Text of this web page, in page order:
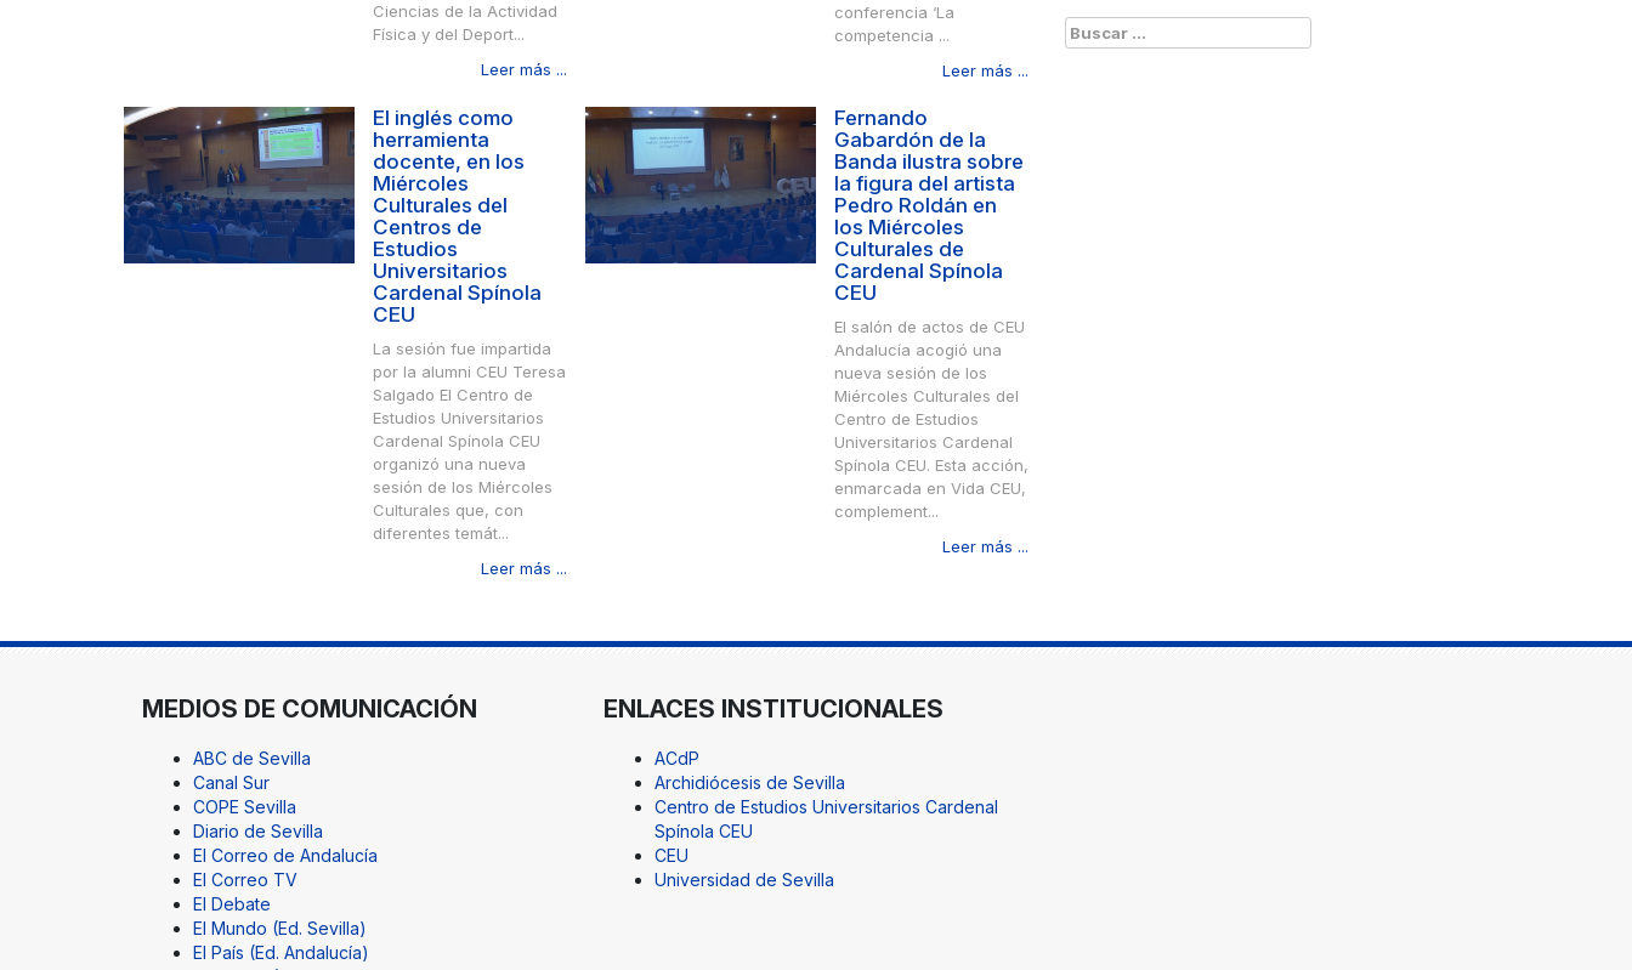
Ciencias de la Actividad
Física y del Deport...
Leer más ...
conferencia ‘La
competencia ...
Leer más ...
El inglés como
herramienta
docente, en los
Miércoles
Culturales del
Centros de
Estudios
Universitarios
Cardenal Spínola
CEU
La sesión fue impartida
por la alumni CEU Teresa
Salgado El Centro de
Estudios Universitarios
Cardenal Spínola CEU
organizó una nueva
sesión de los Miércoles
Culturales que, con
diferentes temát...
Leer más ...
Fernando
Gabardón de la
Banda ilustra sobre
la figura del artista
Pedro Roldán en
los Miércoles
Culturales de
Cardenal Spínola
CEU
El salón de actos de CEU
Andalucía acogió una
nueva sesión de los
Miércoles Culturales del
Centro de Estudios
Universitarios Cardenal
Spínola CEU. Esta acción,
enmarcada en Vida CEU,
complement...
Leer más ...
Buscar:
MEDIOS DE COMUNICACIÓN
ABC de Sevilla
Canal Sur
COPE Sevilla
Diario de Sevilla
El Correo de Andalucía
El Correo TV
El Debate
El Mundo (Ed. Sevilla)
El País (Ed. Andalucía)
ENLACES INSTITUCIONALES
ACdP
Archidiócesis de Sevilla
Centro de Estudios Universitarios Cardenal
Spínola CEU
CEU
Universidad de Sevilla